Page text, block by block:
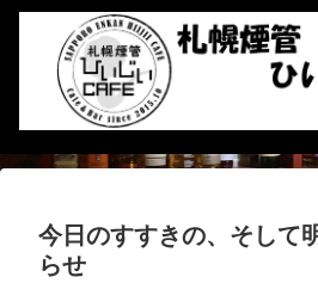
今日のすすきの、そして
らせ